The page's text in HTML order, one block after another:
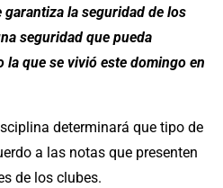
la seguridad de los
seguridad que pueda
que se vivió este domingo en
determinará que tipo de
a las notas que presenten
de los clubes.